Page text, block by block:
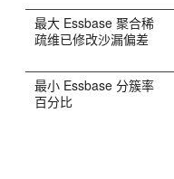
最大 Essbase 聚合稀
疏维已修改沙漏偏差
最小 Essbase 分簇率
百分比